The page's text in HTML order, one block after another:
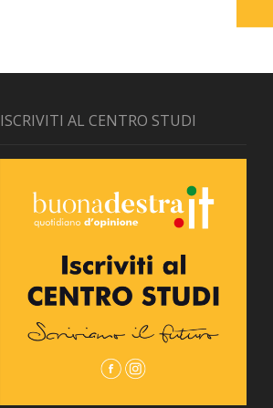
ISCRIVITI AL CENTRO STUDI